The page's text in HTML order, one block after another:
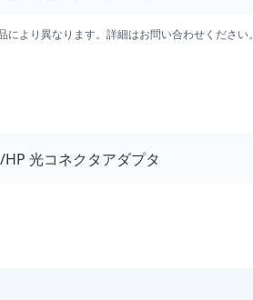
より異なります。詳細はお問い合わせください。
光コネクタアダプタ